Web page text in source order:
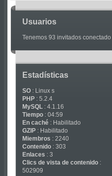
Usuarios
Tenemos 93 invitados conectado
Estadísticas
SO : Linux s
PHP : 5.2.4
MySQL : 4.1.16
Tiempo : 04:59
En caché : Habilitado
GZIP : Habilitado
Miembros : 2240
Contenido : 303
Enlaces : 3
Clics de vista de contenido :
502909